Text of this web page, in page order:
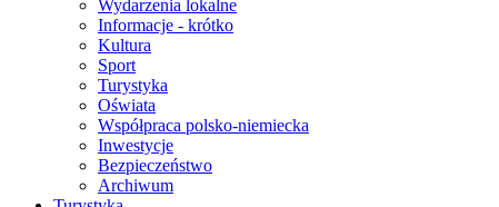
Wydarzenia lokalne
Informacje - krótko
Kultura
Sport
Turystyka
Oświata
Współpraca polsko-niemiecka
Inwestycje
Bezpieczeństwo
Archiwum